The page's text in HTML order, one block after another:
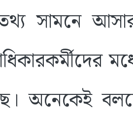
সামনে
অনেকেই